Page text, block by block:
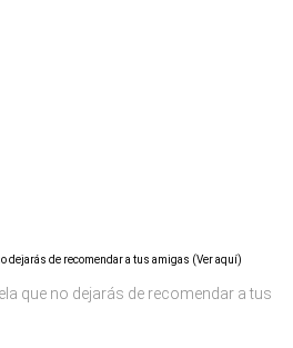
que no dejarás de recomendar a tus